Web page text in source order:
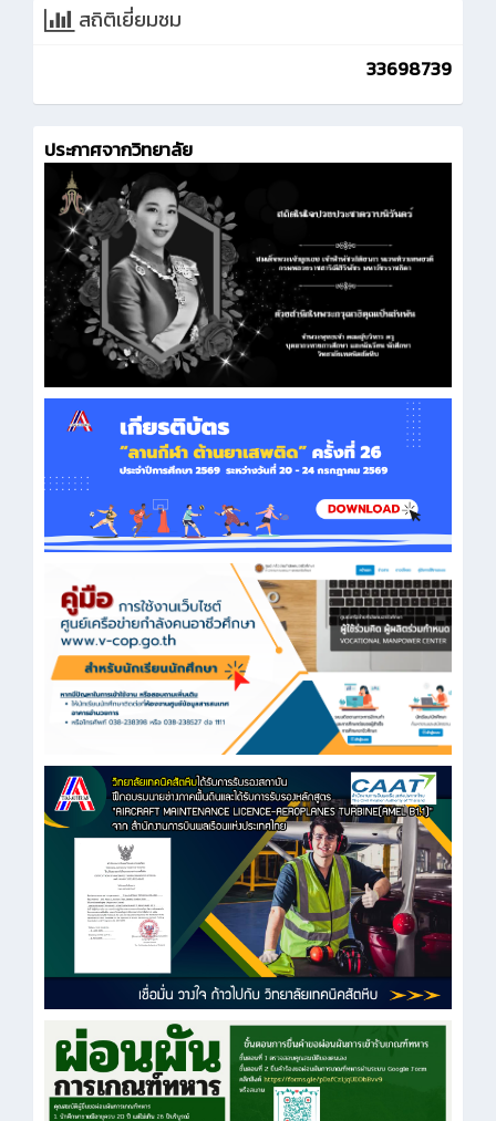
สถิติเยี่ยมชม
33698739
ประกาศจากวิทยาลัย